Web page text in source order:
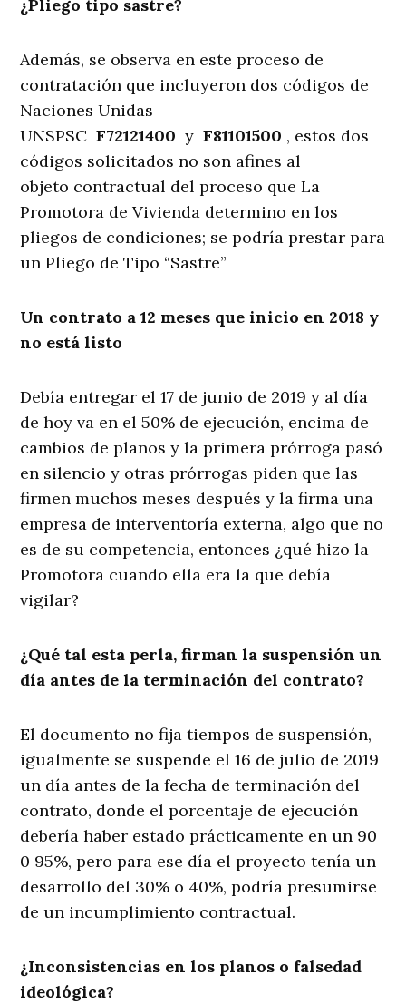
¿Pliego tipo sastre?
Además, se observa en este proceso de
contratación que incluyeron dos códigos de
Naciones Unidas
UNSPSC F72121400 yF81101500 , estos dos
códigos solicitados no son afines al
objeto contractual del proceso que La
Promotora de Vivienda determino en los
pliegos de condiciones; se podría prestar para
un Pliego de Tipo “Sastre”
Un contrato a 12 meses que inicio en 2018 y
no está listo
Debía entregar el 17 de junio de 2019 y al día
de hoy va en el 50% de ejecución, encima de
cambios de planos y la primera prórroga pasó
en silencio y otras prórrogas piden que las
firmen muchos meses después y la firma una
empresa de interventoría externa, algo que no
es de su competencia, entonces ¿qué hizo la
Promotora cuando ella era la que debía
vigilar?
¿Qué tal esta perla, firman la suspensión un
día antes de la terminación del contrato?
El documento no fija tiempos de suspensión,
igualmente se suspende el 16 de julio de 2019
un día antes de la fecha de terminación del
contrato, donde el porcentaje de ejecución
debería haber estado prácticamente en un 90
0 95%, pero para ese día el proyecto tenía un
desarrollo del 30% o 40%, podría presumirse
de un incumplimiento contractual.
¿Inconsistencias en los planos o falsedad
ideológica?